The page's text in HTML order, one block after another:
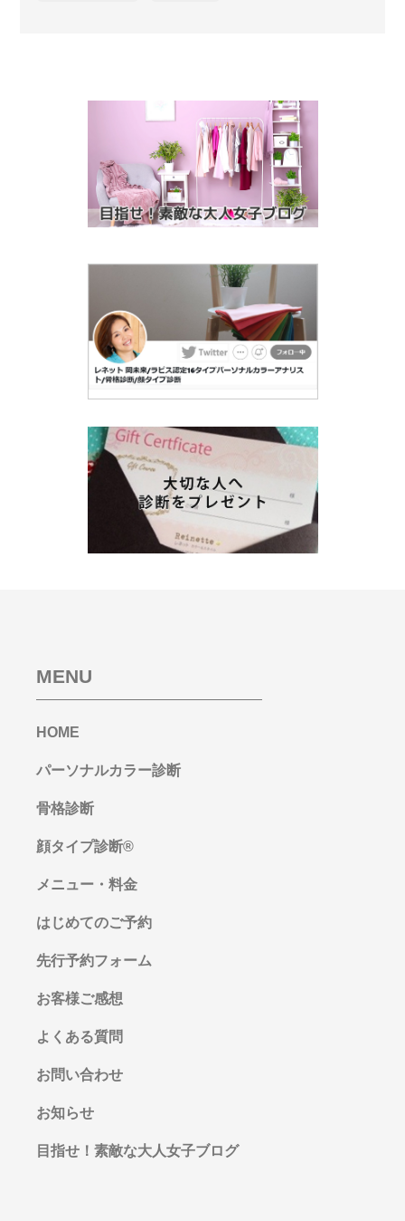
MENU
HOME
パーソナルカラー診断
骨格診断
顔タイプ診断®︎
メニュー・料金
はじめてのご予約
先行予約フォーム
お客様ご感想
よくある質問
お問い合わせ
お知らせ
目指せ！素敵な大人女子ブログ